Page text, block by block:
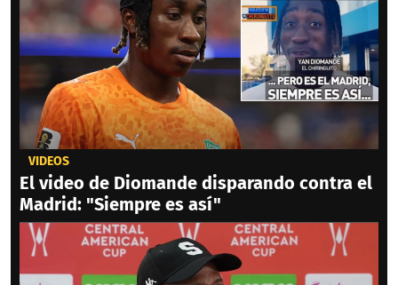
VIDEOS
El video de Diomande disparando contra el
Madrid: "Siempre es así"